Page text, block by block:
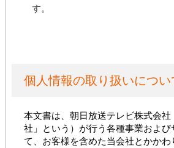
す。
個人情報の取り扱いについ
本文書は、朝日放送テレビ株式会社
社」という）が行う各種事業および
て、お客様を含めた当会社とかかわ